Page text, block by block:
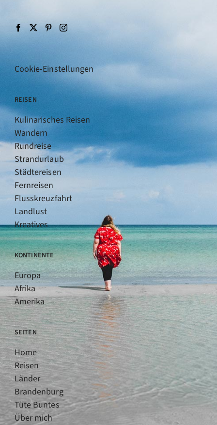
Cookie-Einstellungen
REISEN
Kulinarisches Reisen
Wandern
Rundreise
Strandurlaub
Städtereisen
Fernreisen
Flusskreuzfahrt
Landlust
Kreatives
KONTINENTE
Europa
Afrika
Amerika
SEITEN
Home
Reisen
Länder
Brandenburg
Tüte Buntes
Über mich